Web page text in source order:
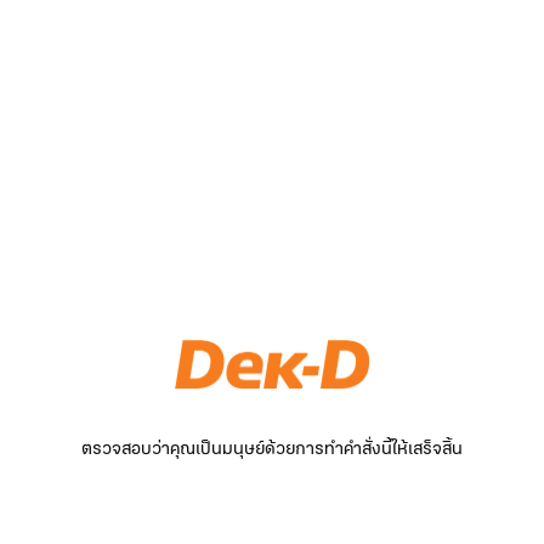
ตรวจสอบว่าคุณเป็นมนุษย์ด้วยการทำคำสั่งนี้ให้เสร็จสิ้น